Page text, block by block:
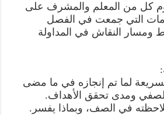
كل من المعلم والمشرف على
التي جمعت في الفصل
ومسار النقاش في المداولة
لما تم إنجازه في ما مضى
ومدى تحقق الأهداف.
في الصف، وبماذا يفسر.